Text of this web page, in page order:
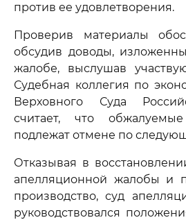
против ее удовлетворения.
Проверив материалы
обсудив доводы,
жалобе, выслушав
Судебная коллегия по
Верховного Суда
считает, что
подлежат отмене по
Отказывая в
апелляционной жалобы и
производство, суд
руководствовался